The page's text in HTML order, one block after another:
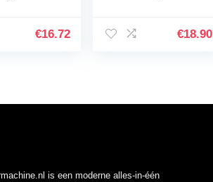
180
€16.72
schuurbladen
€18.90
is een moderne alles-in-één